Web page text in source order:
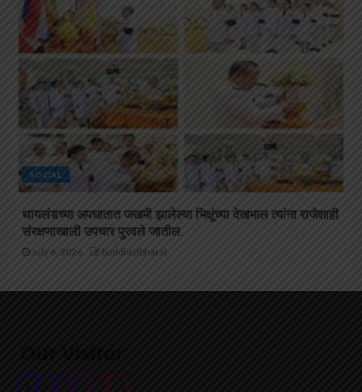
SOCIAL
थायलंडच्या अपघातात जखमी झालेल्या भिक्षूंच्या देखभाल त्यांना राजेशाही
संरक्षणाखाली उपचार पुरवले जातील.
July 6, 2026 buddhistbharat
5 9